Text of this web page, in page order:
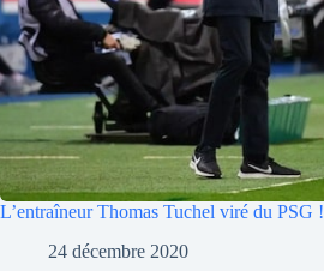
L’entraîneur Thomas Tuchel viré du PSG !
24 décembre 2020